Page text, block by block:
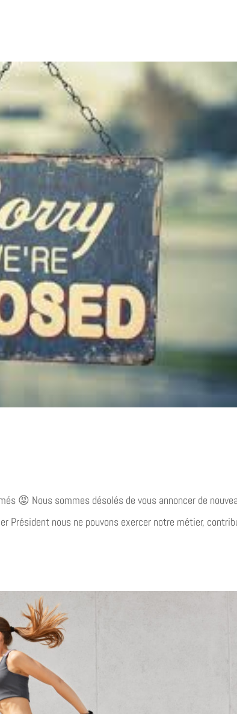
😡 Nous sommes désolés de vous annoncer de
Président nous ne pouvons exercer notre métier,